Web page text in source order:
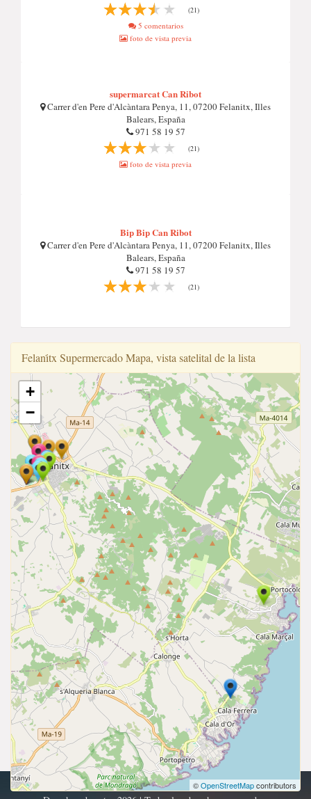
(21)
5 comentarios
foto de vista previa
supermarcat Can Ribot
Carrer d'en Pere d'Alcàntara Penya, 11, 07200 Felanitx, Illes
Balears, España
971 58 19 57
(21)
foto de vista previa
Bip Bip Can Ribot
Carrer d'en Pere d'Alcàntara Penya, 11, 07200 Felanitx, Illes
Balears, España
971 58 19 57
(21)
Felani̇tx Supermercado Mapa, vista satelital de la lista
+
−
©OpenStreetMapcontributors